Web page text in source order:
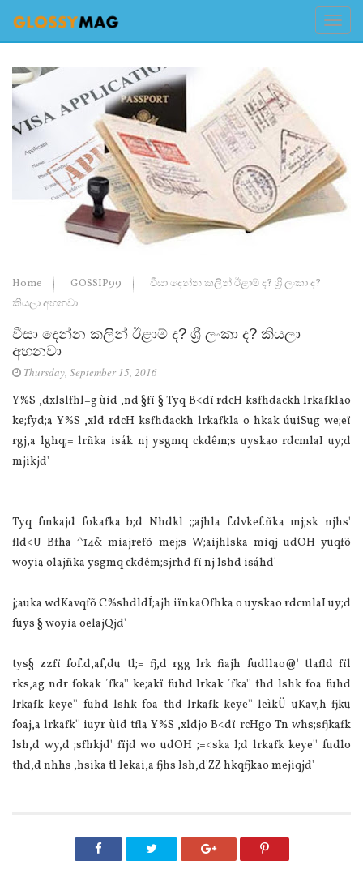
Home GOSSIP99
වීසා දෙන්න කලින් ඊළාම් ද? ශ්‍රී ලංකා ද?
කියලා අහනවා
වීසා දෙන්න කලින් ඊළාම් ද? ශ්‍රී ලංකා ද? කියලා
අහනවා
Thursday, September 15, 2016
Y‍%S ,dxlslfhl=g ùid ,nd §fï § Tyq B<dï rdcH ksfhdackh lrkafklao
ke;fyd;a Y‍%S ,xld rdcH ksfhdackh lrkafkla o hkak úuiSug we;eï
rgj,a lghq;= lrñka isák nj ysgmq ckdêm;s uyskao rdcmlaI uy;d
mjikjd'
Tyq fmkajd fokafka b;d Nhdkl ;;ajhla f.dvkef.ñka mj;sk njhs'
fld<U Bfha ^14& miajrefõ mej;s W;aijhlska miqj udOH yuqfõ
woyia olajñka ysgmq ckdêm;sjrhd fï nj lshd isáhd'
j;auka wdKavqfõ C%shdldÍ;ajh iïnkaOfhka o uyskao rdcmlaI uy;d
fuys § woyia oelajQjd'
tys§ zzfï fof.d,af,du tl;= fj,d rgg lrk fiajh fudllao@' tlafld fïl
rks,ag ndr fokak ´fka'' ke;akï fuhd lrkak ´fka'' thd lshk foa fuhd
lrkafk keye'' fuhd lshk foa thd lrkafk keye'' leìkÜ uKav,h fjku
foaj,a lrkafk'' iuyr ùid tfla Y%S ,xldjo B<dï rcHgo Tn whs;sfjkafk
lsh,d wy,d ;sfhkjd' fïjd wo udOH ;=<ska l;d lrkafk keye'' fudlo
thd,d nhhs ,hsika tl lekai,a fjhs lsh,d'ZZ hkqfjkao mejiqjd'